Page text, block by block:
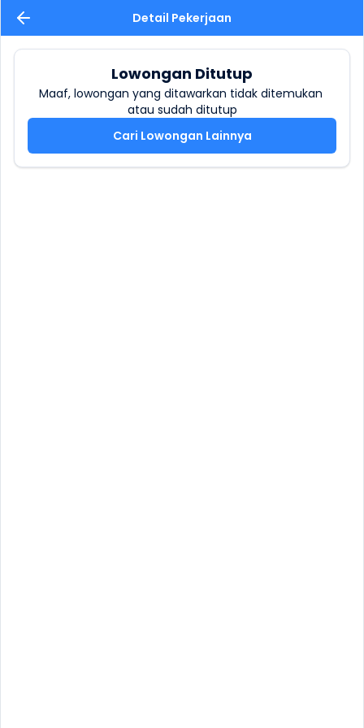
Detail Pekerjaan
Lowongan Ditutup
Maaf, lowongan yang ditawarkan tidak ditemukan
atau sudah ditutup
Cari Lowongan Lainnya